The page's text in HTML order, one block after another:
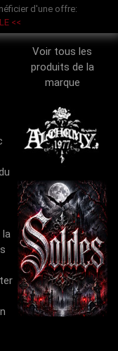
d'une offre:
<<
Voir tous les
produits de la
marque
la